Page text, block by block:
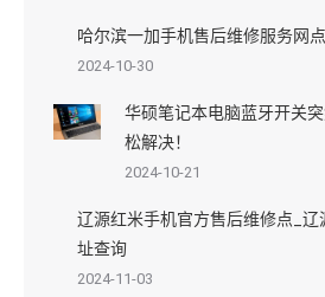
哈尔滨一加手机售后维修服务网
2024-10-30
华硕笔记本电脑蓝牙开关
松解决！
2024-10-21
辽源红米手机官方售后维修点_
址查询
2024-11-03